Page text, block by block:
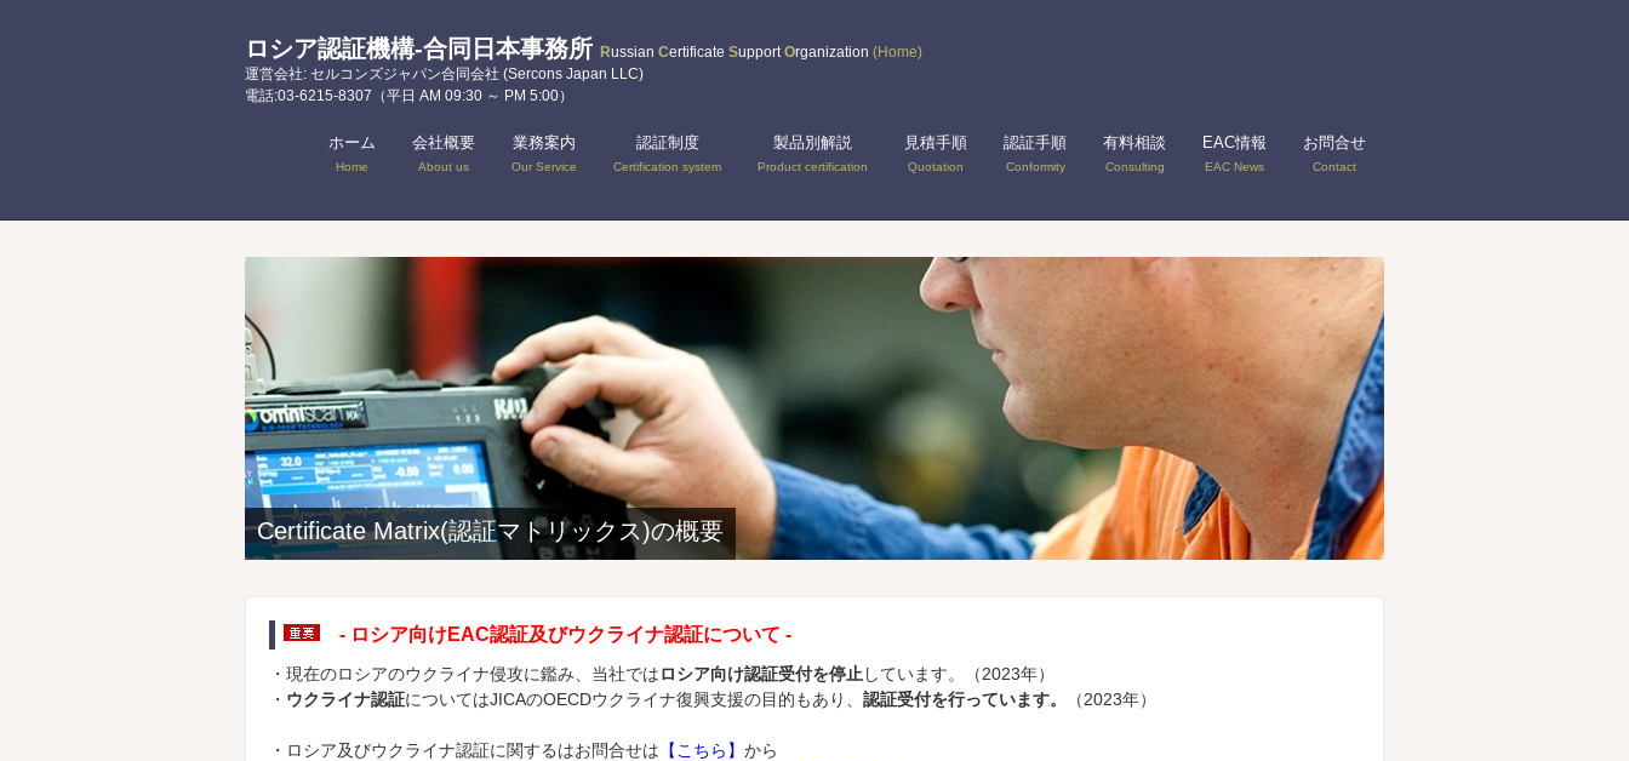
ロシア認証機構-合同日本事務所 Russian Certificate SupportOrganization (Home)
運営会社: セルコンズジャパン合同会社 (Sercons Japan LLC)
電話:03-6215-8307（平日 AM 09:30 ～ PM 5:00）
ホーム
Home
会社概要
About us
業務案内
Our Service
認証制度
Certification system
製品別解説
Product certification
見積手順
Quotation
認証手順
Conformity
有料相談
Consulting
EAC情報
EAC News
お問合せ
Contact
Certificate Matrix(認証マトリックス)の概要
- ロシア向けEAC認証及びウクライナ認証について -
・現在のロシアのウクライナ侵攻に鑑み、当社ではロシア向け認証受付を停止 しています。（2023年）
・ ウクライナ認証についてはJICAのOECDウクライナ復興支援の目的もあり、 認証受付を行っています。 （2023年）
・ロシア及びウクライナ認証に関するはお問合せは 【こちら】 から